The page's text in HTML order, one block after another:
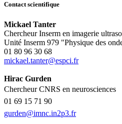
Contact scientifique
Mickael Tanter
Chercheur Inserm en imagerie
Unité Inserm 979 "Physique des
01 80 96 30 68
rf.icpse@retnat.leakcim
Hirac Gurden
Chercheur CNRS en neurosciences
01 69 15 71 90
rf.3p2ni.cnmi@nedrug